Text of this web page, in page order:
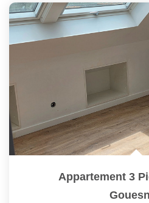
Appartement 3